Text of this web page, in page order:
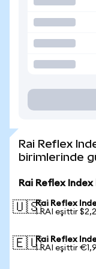
Rai Reflex
birimlerinde
Rai Reflex
🇺🇸Rai Reflex
1 RAI eşittir
🇪🇺Rai Reflex
1 RAI eşittir